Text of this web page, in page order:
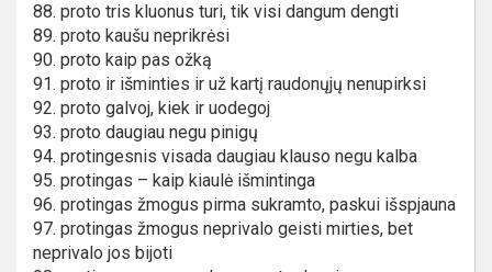
88. proto tris kluonus turi, tik visi dangum dengti
89. proto kaušu neprikrėsi
90. proto kaip pas ožką
91. proto ir išminties ir už kartį raudonųjų nenupirksi
92. proto galvoj, kiek ir uodegoj
93. proto daugiau negu pinigų
94. protingesnis visada daugiau klauso negu kalba
95. protingas – kaip kiaulė išmintinga
96. protingas žmogus pirma sukramto, paskui išspjauna
97. protingas žmogus neprivalo geisti mirties, bet
neprivalo jos bijoti